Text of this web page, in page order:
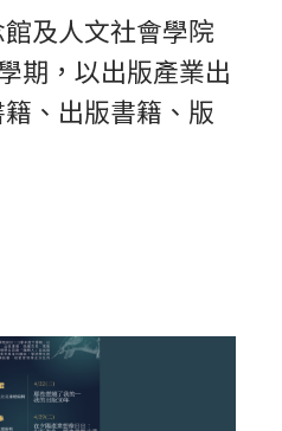
及人文社會學院
期，以出版產業出
、出版書籍、版